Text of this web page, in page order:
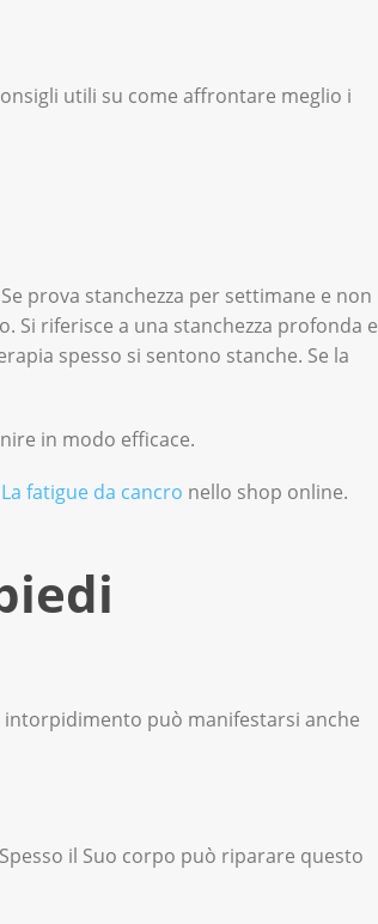
utili su come affrontare meglio i
prova stanchezza per settimane e non
Si riferisce a una stanchezza profonda e
spesso si sentono stanche. Se la
in modo efficace.
La fatigue da cancro nello shop online.
può manifestarsi anche
il Suo corpo può riparare questo